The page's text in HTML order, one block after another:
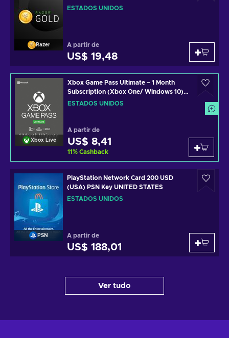
Razer
ESTADOS UNIDOS
A partir de
US$ 19,48
Xbox Live
Xbox Game Pass Ultimate – 1 Month
Subscription (Xbox One/ Windows 10)
non-stackable Xbox Live Key UNITED
ESTADOS UNIDOS
A partir de
US$ 8,41
11% Cashback
PSN
PlayStation Network Card 200 USD
(USA) PSN Key UNITED STATES
ESTADOS UNIDOS
A partir de
US$ 188,01
Ver tudo